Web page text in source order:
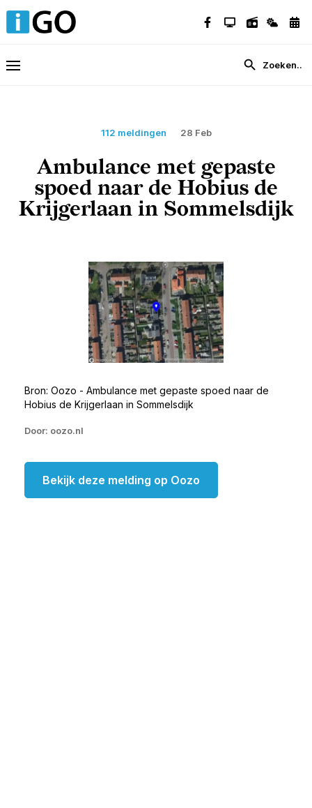
112 meldingen 28 Feb
Ambulance met gepaste
spoed naar de Hobius de
Krijgerlaan in Sommelsdijk
Bron: Oozo - Ambulance met gepaste spoed naar de
Hobius de Krijgerlaan in Sommelsdijk
Door: oozo.nl
Bekijk deze melding op Oozo